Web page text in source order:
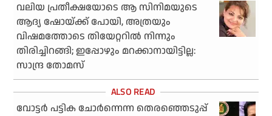
വലിയ പ്രതീക്ഷയോടെ ആ സിനിമയുടെ
ആദ്യ ഷോയ്ക്ക് പോയി, അത്രയും
വിഷമത്തോടെ തിയേറ്ററില്‍ നിന്നും
തിരിച്ചിറങ്ങി; ഇപ്പോഴും മറക്കാനായിട്ടില്ല:
സാന്ദ്ര തോമസ്
വോട്ടര്‍ പട്ടിക ചോര്‍ന്നെന്ന തെരഞ്ഞെടുപ്പ്